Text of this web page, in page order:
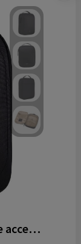
Case Logic Invigo gerecyclede accessoiretas